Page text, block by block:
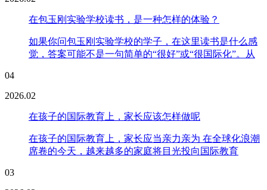
在包玉刚实验学校读书，是一种怎样的体验？
如果你问包玉刚实验学校的学子，在这里读书是什么感
觉，答案可能不是一句简单的“很好”或“很国际化”。从
04
2026.02
在孩子的国际教育上，家长应该怎样做呢
在孩子的国际教育上，家长应当亲力亲为 在全球化浪潮
席卷的今天，越来越多的家庭将目光投向国际教育
03